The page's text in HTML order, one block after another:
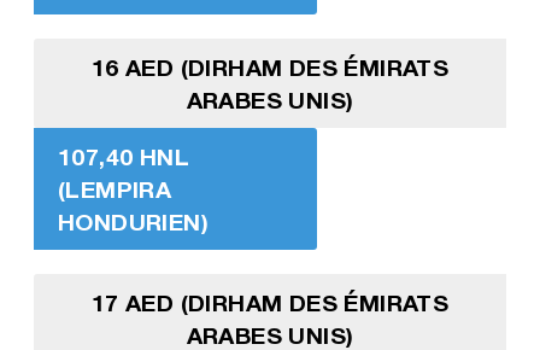
16 AED (DIRHAM DES ÉMIRATS
ARABES UNIS)
107,40 HNL
(LEMPIRA
HONDURIEN)
17 AED (DIRHAM DES ÉMIRATS
ARABES UNIS)